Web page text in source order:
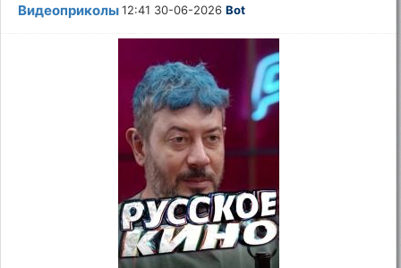
Видеоприколы12:41 30-06-2026Bot